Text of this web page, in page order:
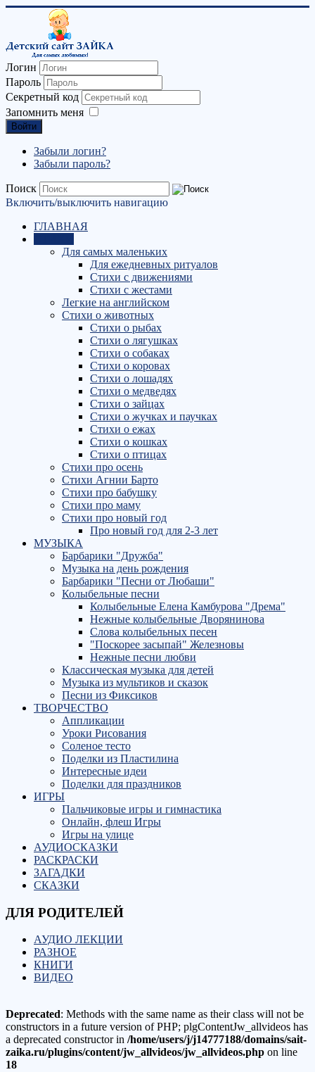
Логин
Пароль
Секретный код
Запомнить меня
Войти
Забыли логин?
Забыли пароль?
Поиск
Включить/выключить навигацию
ГЛАВНАЯ
Для самых маленьких
Для ежедневных ритуалов
Стихи с движениями
Стихи с жестами
Легкие на английском
Стихи о животных
Стихи о рыбах
Стихи о лягушках
Стихи о собаках
Стихи о коровах
Стихи о лошадях
Стихи о медведях
Стихи о зайцах
Стихи о жучках и паучках
Стихи о ежах
Стихи о кошках
Стихи о птицах
Стихи про осень
Стихи Агнии Барто
Стихи про бабушку
Стихи про маму
Стихи про новый год
Про новый год для 2-3 лет
МУЗЫКА
Барбарики "Дружба"
Музыка на день рождения
Барбарики "Песни от Любаши"
Колыбельные песни
Колыбельные Елена Камбурова "Дрема"
Нежные колыбельные Дворянинова
Слова колыбельных песен
"Поскорее засыпай" Железновы
Нежные песни любви
Классическая музыка для детей
Музыка из мультиков и сказок
Песни из Фиксиков
ТВОРЧЕСТВО
Аппликации
Уроки Рисования
Соленое тесто
Поделки из Пластилина
Интересные идеи
Поделки для праздников
ИГРЫ
Пальчиковые игры и гимнастика
Онлайн, флеш Игры
Игры на улице
АУДИОСКАЗКИ
РАСКРАСКИ
ЗАГАДКИ
СКАЗКИ
ДЛЯ РОДИТЕЛЕЙ
АУДИО ЛЕКЦИИ
РАЗНОЕ
КНИГИ
ВИДЕО
Deprecated: Methods with the same name as their class will not be
constructors in a future version of PHP; plgContentJw_allvideos has
a deprecated constructor in /home/users/j/j14777188/domains/sait-
zaika.ru/plugins/content/jw_allvideos/jw_allvideos.php on line
18